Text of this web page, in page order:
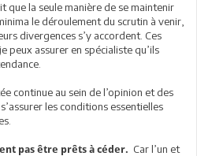
que la seule manière de se maintenir
le déroulement du scrutin à venir,
divergences s’y accordent. Ces
peux assurer en spécialiste qu’ils
continue au sein de l’opinion et des
les conditions essentielles
pas être prêts à céder. Car l’un et